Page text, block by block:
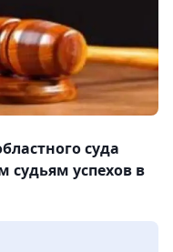
суда
успехов в